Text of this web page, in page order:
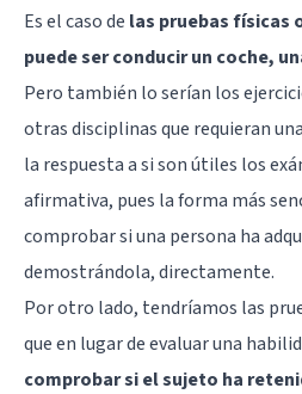
Es el caso de las pruebas físicas
puede ser conducir un coche,
Pero también lo serían los
otras disciplinas que requieran
la respuesta a si son útiles los
afirmativa, pues la forma más
comprobar si una persona ha
demostrándola, directamente.
Por otro lado, tendríamos las
que en lugar de evaluar una
comprobar si el sujeto ha